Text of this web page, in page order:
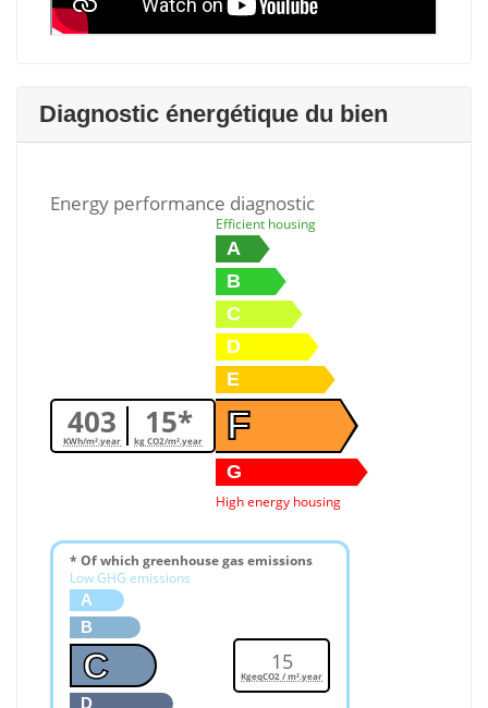
Diagnostic énergétique du bien
Energy performance diagnostic
403
KWh/m².year 15*
kg CO2/m².year
Efficient housing
A
B
C
D
E
F
G
High energy housing
* Of which greenhouse gas emissions
Low GHG emissions
A
B
C
D
15
KgeqCO2 / m².year